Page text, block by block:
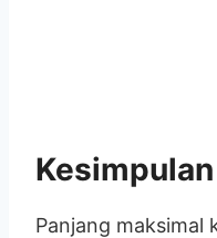
Kesimpulan
Panjang maksimal